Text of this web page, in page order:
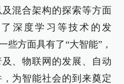
混合架构的探索等方面
深度学习等技术的发
些方面具有了“大智能”，
、物联网的发展、自动
为智能社会的到来奠定